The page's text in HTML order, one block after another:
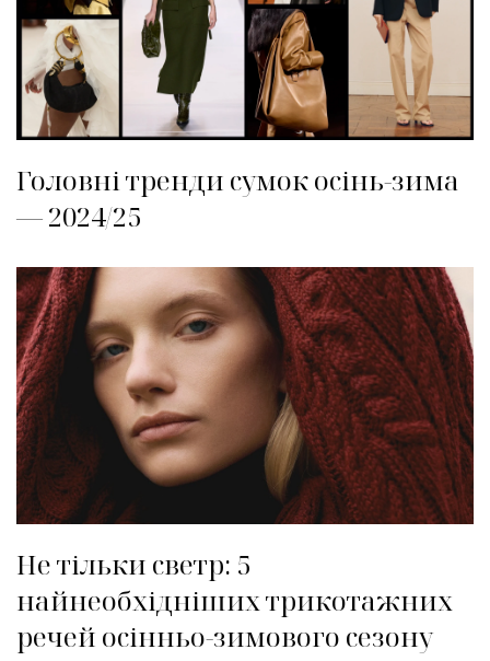
Головні тренди сумок осінь-зима
— 2024/25
Не тільки светр: 5
найнеобхідніших трикотажних
речей осінньо-зимового сезону